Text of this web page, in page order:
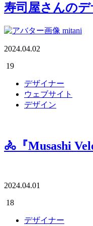
寿司屋さんの
mitani
2024.04.02
19
デザイナー
ウェブサイト
デザイン
🚴『Musashi
2024.04.01
18
デザイナー